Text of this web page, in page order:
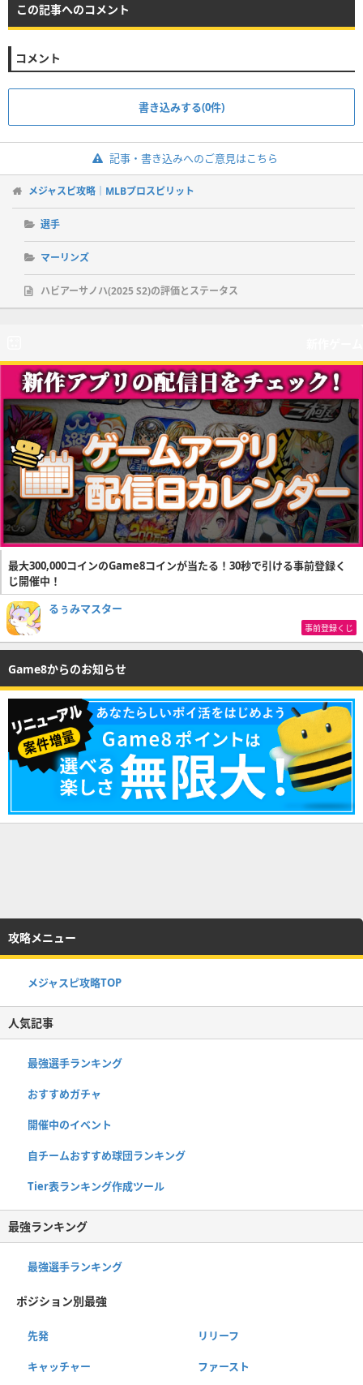
この記事へのコメント
コメント
書き込みする(0件)
記事・書き込みへのご意見はこちら
メジャスピ攻略｜MLBプロスピリット
選手
マーリンズ
ハビアーサノハ(2025 S2)の評価とステータス
最大300,000コインのGame8コインが当たる！30秒で引ける事前登録く
じ開催中！
るぅみマスター
事前登録くじ
Game8からのお知らせ
攻略メニュー
メジャスピ攻略TOP
人気記事
最強選手ランキング
おすすめガチャ
開催中のイベント
自チームおすすめ球団ランキング
Tier表ランキング作成ツール
最強ランキング
最強選手ランキング
ポジション別最強
先発 リリーフ
キャッチャー ファースト